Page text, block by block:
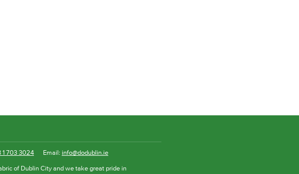
1 703 3024 Email: info@dodublin.ie
of Dublin City and we take great pride in